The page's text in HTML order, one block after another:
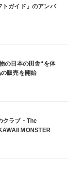
ガイド」のアンバ
の日本の田舎“を体
販売を開始
クラブ・The
MONSTER